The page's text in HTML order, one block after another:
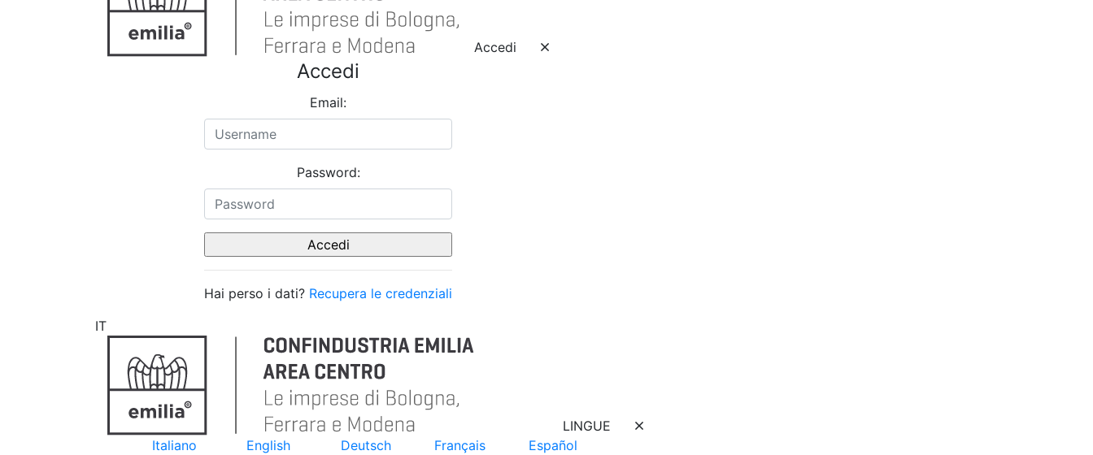
Accedi
Accedi
Email:
Password:
Hai perso i dati? Recupera le credenziali
IT
LINGUE
Italiano
English Deutsch Français Español